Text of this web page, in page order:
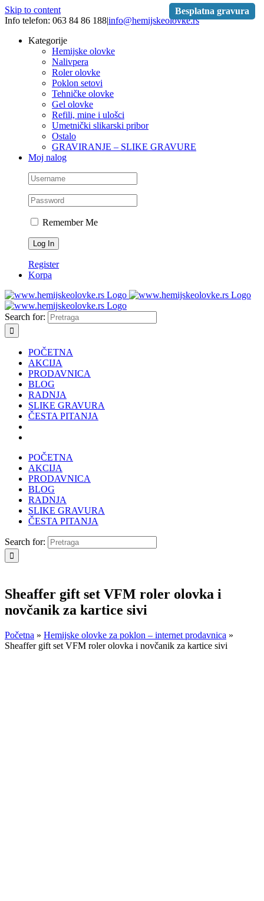
Skip to content
Info telefon: 063 84 86 188|info@hemijskeolovke.rs
Kategorije
Hemijske olovke
Nalivpera
Roler olovke
Poklon setovi
Tehničke olovke
Gel olovke
Refili, mine i ulošci
Umetnički slikarski pribor
Ostalo
GRAVIRANJE – SLIKE GRAVURE
Moj nalog
Remember Me
Register
Korpa
Search for:
POČETNA
AKCIJA
PRODAVNICA
BLOG
RADNJA
SLIKE GRAVURA
ČESTA PITANJA
POČETNA
AKCIJA
PRODAVNICA
BLOG
RADNJA
SLIKE GRAVURA
ČESTA PITANJA
Search for:
Sheaffer gift set VFM roler olovka i
novčanik za kartice sivi
Početna » Hemijske olovke za poklon – internet prodavnica »
Sheaffer gift set VFM roler olovka i novčanik za kartice sivi
Besplatna gravura